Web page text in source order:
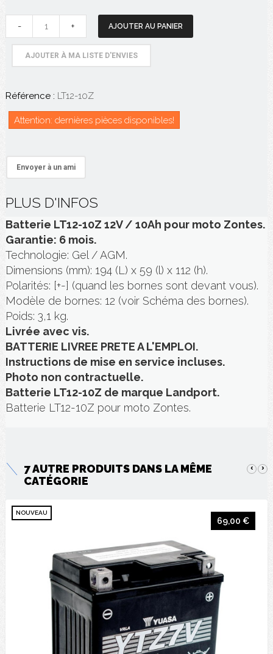
- + AJOUTER AU PANIER
AJOUTER À MA LISTE D'ENVIES
Référence : LT12-10Z
Attention: dernières pièces disponibles!
Envoyer à un ami
PLUS D'INFOS
Batterie LT12-10Z 12V / 10Ah pour moto Zontes.
Garantie: 6 mois.
Technologie: Gel / AGM.
Dimensions (mm): 194 (L) x 59 (l) x 112 (h).
Polarités: [+-] (quand les bornes sont devant vous).
Modèle de bornes: 12 (voir Schéma des bornes).
Poids: 3,1 kg.
Livrée avec vis.
BATTERIE LIVREE PRETE A L'EMPLOI.
Instructions de mise en service incluses.
Photo non contractuelle.
Batterie LT12-10Z de marque Landport.
Batterie LT12-10Z pour moto Zontes.
7 AUTRE PRODUITS DANS LA MÊME
CATÉGORIE
‹ ›
NOUVEAU
69,00 €